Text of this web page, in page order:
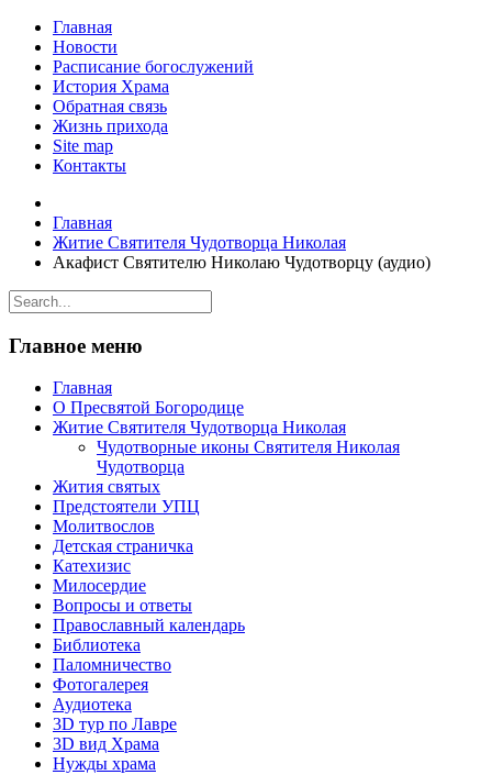
Главная
Новости
Расписание богослужений
История Храма
Обратная связь
Жизнь прихода
Site map
Контакты
Главная
Житие Святителя Чудотворца Николая
Акафист Святителю Николаю Чудотворцу (аудио)
Главное меню
Главная
О Пресвятой Богородице
Житие Святителя Чудотворца Николая
Чудотворные иконы Святителя Николая
Чудотворца
Жития святых
Предстоятели УПЦ
Молитвослов
Детская страничка
Катехизис
Милосердие
Вопросы и ответы
Православный календарь
Библиотека
Паломничество
Фотогалерея
Аудиотека
3D тур по Лавре
3D вид Храма
Нужды храма